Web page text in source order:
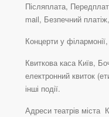
Післяплата,
mail, Безпечний
Концерти у
Квиткова каса Київ,
електронний квиток
інші події.
Адреси театрів міста